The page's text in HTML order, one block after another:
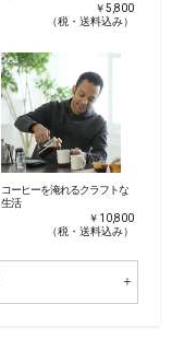
￥5,800
（税・送料込み）
コーヒーを淹れるクラフトな
生活
￥10,800
（税・送料込み）